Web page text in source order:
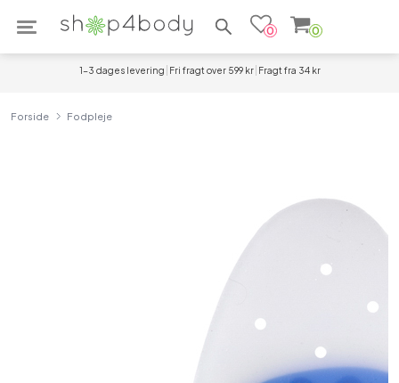
Søg efter produkter
0 0
1-3 dages levering Fri fragt over 599 kr Fragt fra 34 kr
Forside Fodpleje